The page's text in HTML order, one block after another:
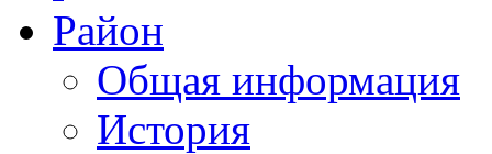
Район
Общая информация
История